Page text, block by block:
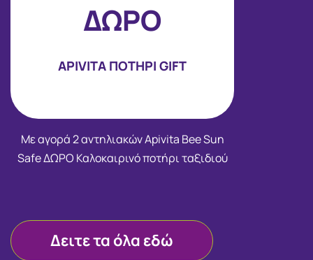
ΔΩΡΟ
APIVITA ΠΟΤΗΡΙ GIFT
Με αγορά 2 αντηλιακών Apivita Bee Sun
Safe ΔΩΡΟ Καλοκαιρινό ποτήρι ταξιδιού
Δειτε τα όλα εδώ